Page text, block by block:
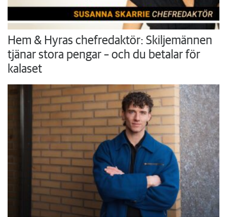
Hem & Hyras chefredaktör: Skiljemännen
tjänar stora pengar – och du betalar för
kalaset